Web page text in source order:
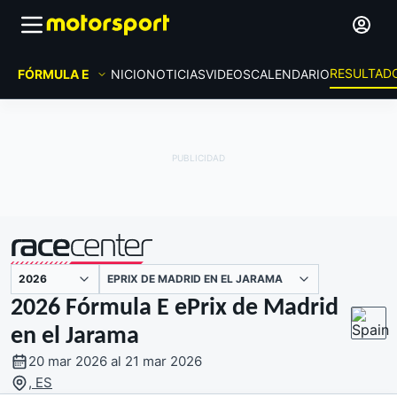
FÓRMULA E INICIONOTICIASVIDEOSCALENDARIO
presentado por EPRIX DE MADRID EN EL JARAMA
2026 Fórmula E ePrix de Madrid
en el Jarama
20 mar 2026 al 21 mar 2026
, ES